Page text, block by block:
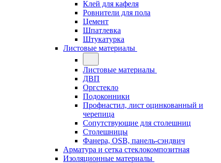
Клей для кафеля
Ровнители для пола
Цемент
Шпатлевка
Штукатурка
Листовые материалы
Листовые материалы
ДВП
Оргстекло
Подоконники
Профнастил, лист оцинкованный и
черепица
Сопутствующие для столешниц
Столешницы
Фанера, OSB, панель-сэндвич
Арматура и сетка стеклокомпозитная
Изоляционные материалы